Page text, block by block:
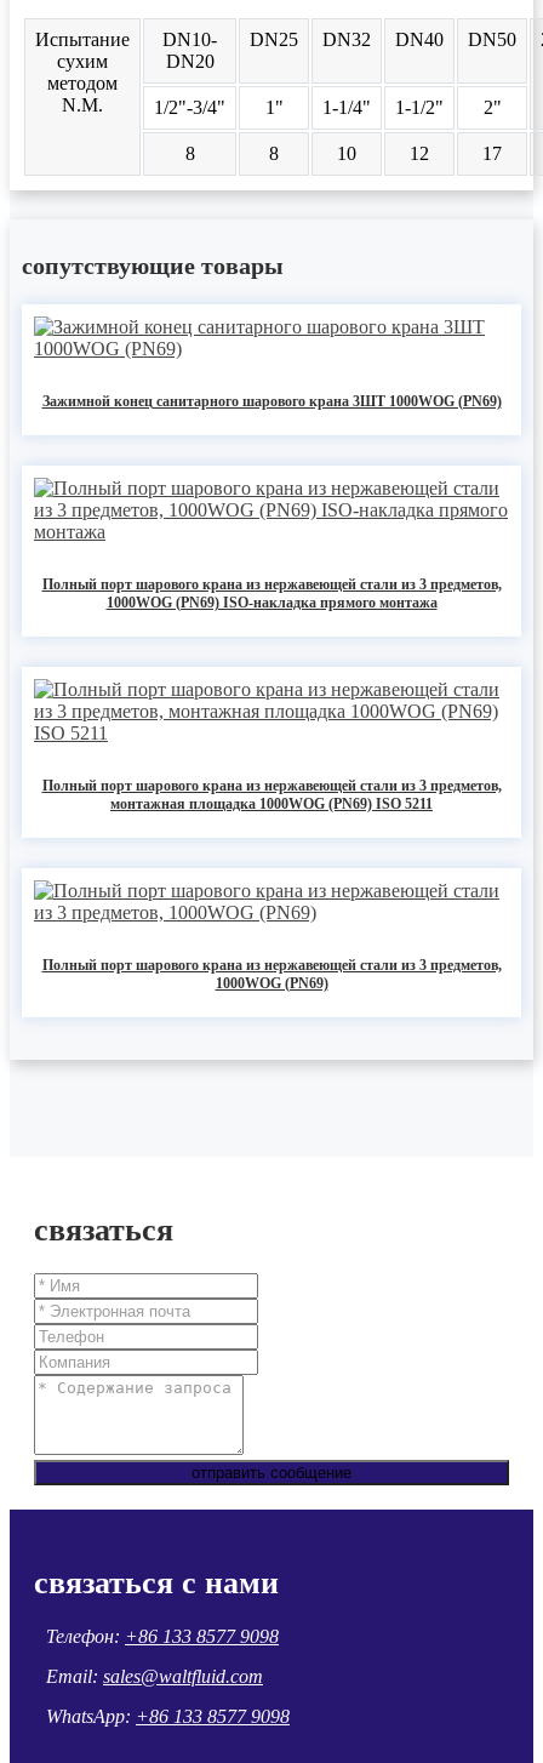
Испытание
сухим
методом
N.M.
DN10-
DN20
DN25 DN32 DN40 DN50
1/2"-3/4" 1" 1-1/4" 1-1/2" 2"
8 8 10 12 17
сопутствующие товары
Зажимной конец санитарного шарового крана 3ШТ 1000WOG (PN69)
Полный порт шарового крана из нержавеющей стали из 3 предметов,
1000WOG (PN69) ISO-накладка прямого монтажа
Полный порт шарового крана из нержавеющей стали из 3 предметов,
монтажная площадка 1000WOG (PN69) ISO 5211
Полный порт шарового крана из нержавеющей стали из 3 предметов,
1000WOG (PN69)
связаться
отправить сообщение
связаться с нами
Телефон: +86 133 8577 9098
Email: sales@waltfluid.com
WhatsApp: +86 133 8577 9098